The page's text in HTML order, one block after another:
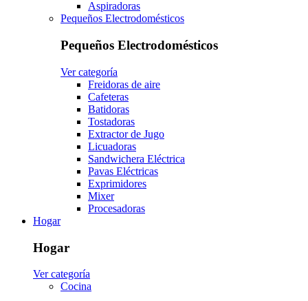
Aspiradoras
Pequeños Electrodomésticos
Pequeños Electrodomésticos
Ver categoría
Freidoras de aire
Cafeteras
Batidoras
Tostadoras
Extractor de Jugo
Licuadoras
Sandwichera Eléctrica
Pavas Eléctricas
Exprimidores
Mixer
Procesadoras
Hogar
Hogar
Ver categoría
Cocina